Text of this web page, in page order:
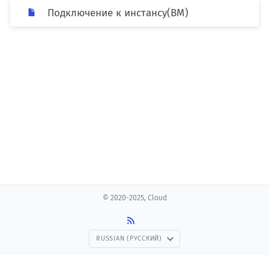
Подключение к инстансу(ВМ)
© 2020-2025, Cloud
RUSSIAN (РУССКИЙ)